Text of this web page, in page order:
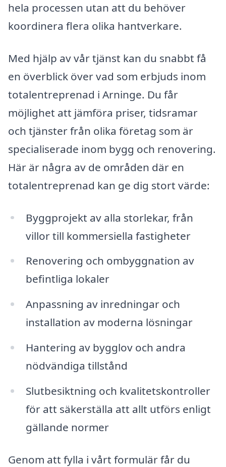
hela processen utan att du behöver
koordinera flera olika hantverkare.
Med hjälp av vår tjänst kan du snabbt få
en överblick över vad som erbjuds inom
totalentreprenad i Arninge. Du får
möjlighet att jämföra priser, tidsramar
och tjänster från olika företag som är
specialiserade inom bygg och renovering.
Här är några av de områden där en
totalentreprenad kan ge dig stort värde:
Byggprojekt av alla storlekar, från
villor till kommersiella fastigheter
Renovering och ombyggnation av
befintliga lokaler
Anpassning av inredningar och
installation av moderna lösningar
Hantering av bygglov och andra
nödvändiga tillstånd
Slutbesiktning och kvalitetskontroller
för att säkerställa att allt utförs enligt
gällande normer
Genom att fylla i vårt formulär får du